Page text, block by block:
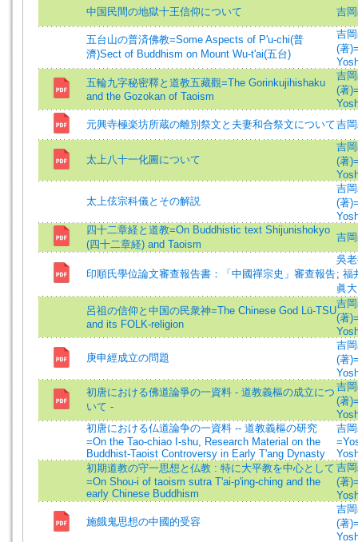
中国民間の地獄十王信仰について
吉
五台山の普済佛教=Some Aspects of P'u-chi(普
濟)Sect of Buddhism on Mount Wu-t'ai(五台)
吉
(著
五輪九字秘密釋と道教五藏觀=The Gorinkujihishaku
and the Gozokan of Taoism
吉
(著
元興寺極楽坊所蔵の離別祭文と夫妻和合祭文について吉
太上八十一化圖について
吉
(著
太上伭宗科儀とその解説
吉
(著
四十二章経と道教=On Buddhistic text Shijunishokyo
(四十二章経) and Taoism
吉
印順氏學位論文審查報告書：「中國禪宗史」審查報告
吳
; 福
眞大
呂祖の信仰と中国の民衆神=The Chinese God Lü-TSU
and its FOLK-religion
吉
(著
庚申經成立の問題
吉
(著
初唐における佛道論爭の一資料 - 道教義樞の成立につ
いて -
吉
(著
初唐における仏道論争の一資料 -- 道教義樞の研究
=On the Tao-chiao I-shu, Research Material on the
Buddhist-Taoist Controversy in Early T'ang Dynasty
吉
初期道教の守一思想と仏教 : 特に大平教を中心として
=On Shou-i of taoism sutra T'ai-p'ing-ching and the
early Chinese Buddhism
吉
(著
施餓鬼思想の中國的受容
吉
(著